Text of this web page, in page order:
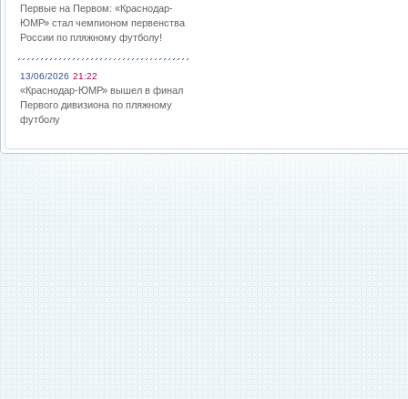
Первые на Первом: «Краснодар-
ЮМР» стал чемпионом первенства
России по пляжному футболу!
13/06/2026 21:22
«Краснодар-ЮМР» вышел в финал
Первого дивизиона по пляжному
футболу